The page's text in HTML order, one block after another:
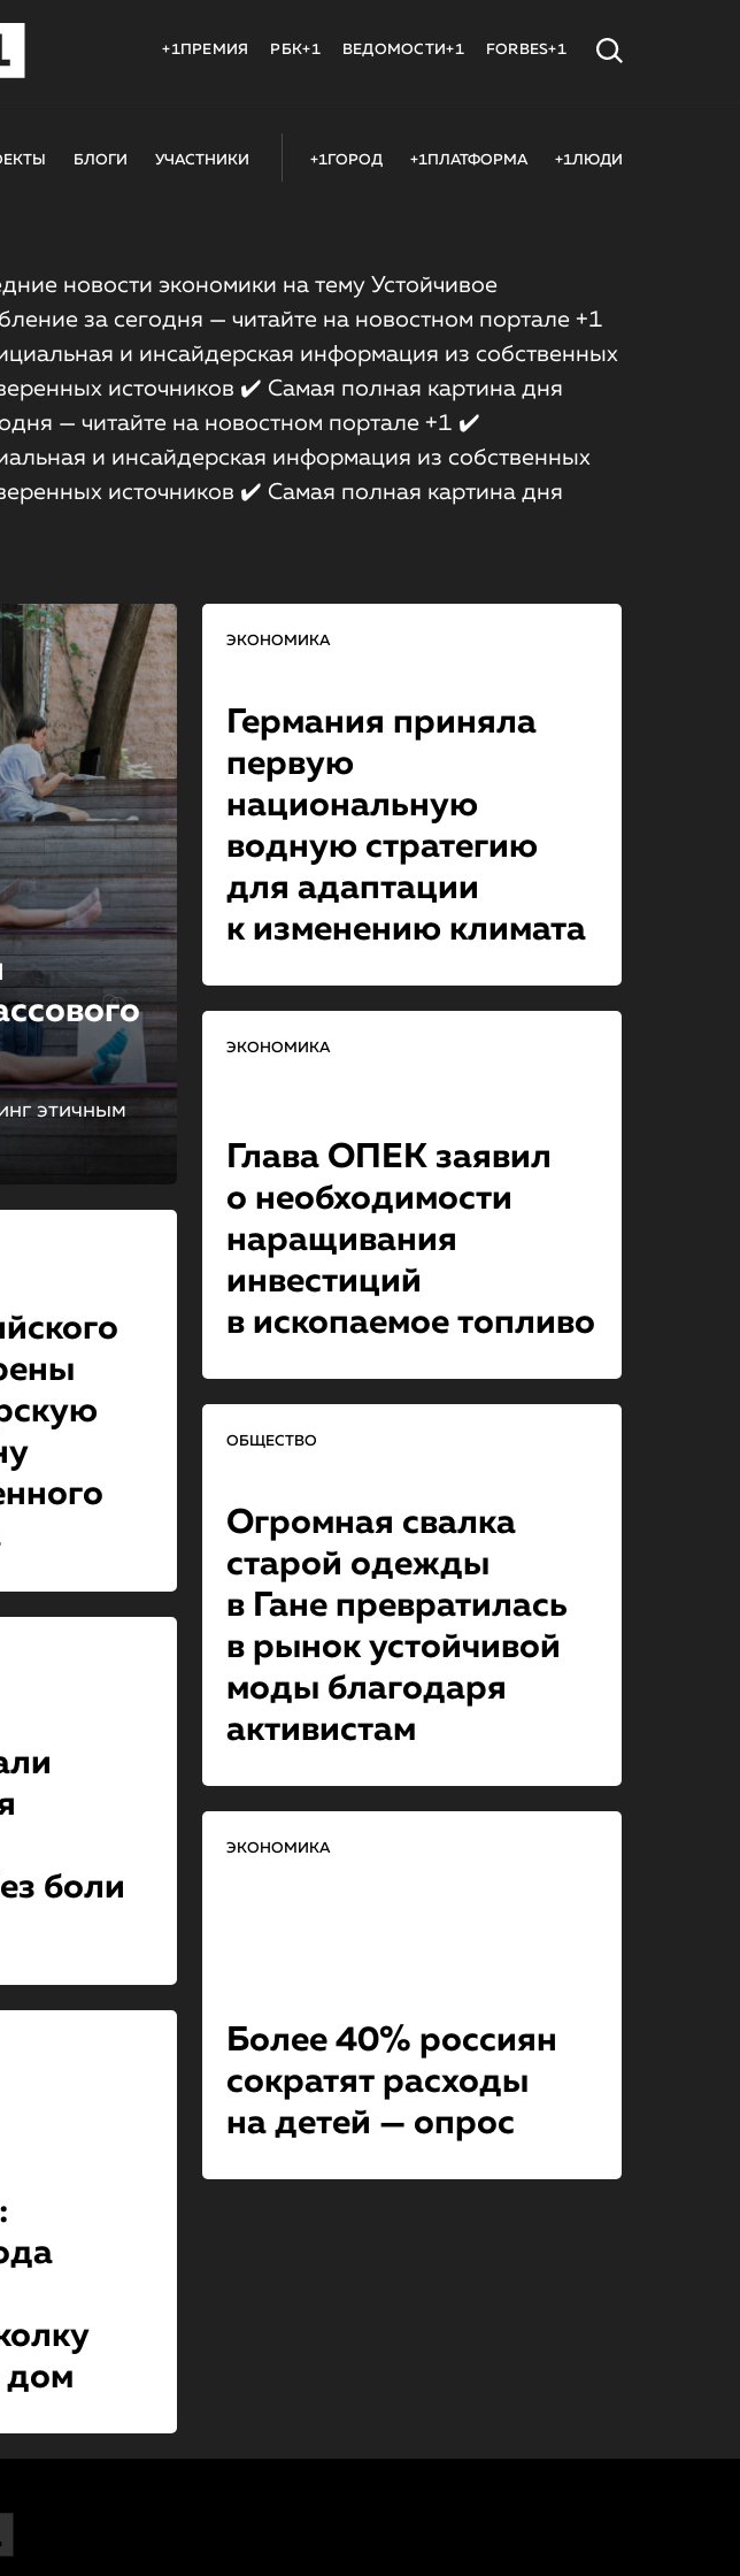
+1ПРЕМИЯ РБК+1 ВЕДОМОСТИ+1 FORBES+1
БЛОГИ УЧАСТНИКИ +1ГОРОД +1ПЛАТФОРМА +1ЛЮДИ
новости экономики на тему Устойчивое
за сегодня — читайте на новостном портале +1
и инсайдерская информация из собственных
источников ✔️ Самая полная картина дня
— читайте на новостном портале +1 ✔️
и инсайдерская информация из собственных
источников ✔️ Самая полная картина дня
этичным
ЭКОНОМИКА
Германия приняла
первую
национальную
водную стратегию
для адаптации
к изменению климата
ЭКОНОМИКА
Глава ОПЕК заявил
о необходимо­сти
наращивания
инвестиций
в ископаемое топливо
ОБЩЕСТВО
Огромная свалка
старой одежды
в Гане превратилась
в рынок устойчивой
моды благодаря
активистам
боли
ЭКОНОМИКА
Более 40% россиян
сократят расходы
на детей — опрос
дом